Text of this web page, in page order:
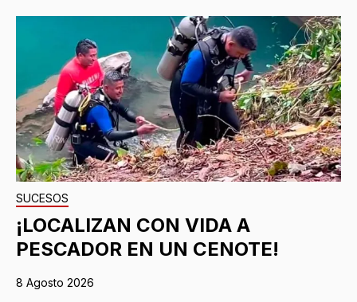
SUCESOS
¡LOCALIZAN CON VIDA A
PESCADOR EN UN CENOTE!
8 Agosto 2026